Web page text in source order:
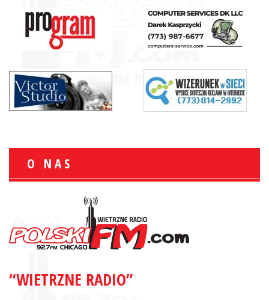
O NAS
“WIETRZNE RADIO”